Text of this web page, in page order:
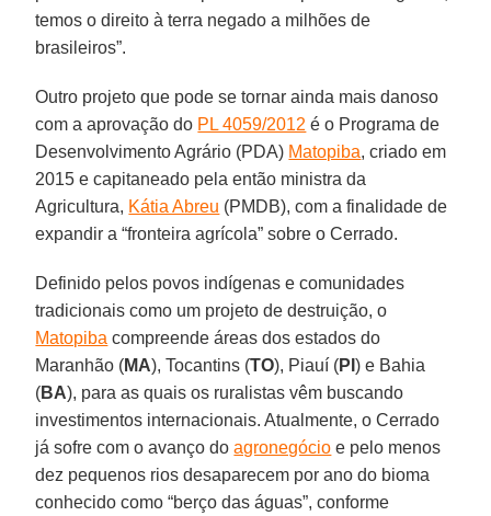
temos o direito à terra negado a milhões de
brasileiros”.
Outro projeto que pode se tornar ainda mais danoso
com a aprovação do PL 4059/2012 é o Programa de
Desenvolvimento Agrário (PDA) Matopiba, criado em
2015 e capitaneado pela então ministra da
Agricultura, Kátia Abreu (PMDB), com a finalidade de
expandir a “fronteira agrícola” sobre o Cerrado.
Definido pelos povos indígenas e comunidades
tradicionais como um projeto de destruição, o
Matopiba compreende áreas dos estados do
Maranhão (MA), Tocantins (TO), Piauí (PI) e Bahia
(BA), para as quais os ruralistas vêm buscando
investimentos internacionais. Atualmente, o Cerrado
já sofre com o avanço doagronegócio e pelo menos
dez pequenos rios desaparecem por ano do bioma
conhecido como “berço das águas”, conforme